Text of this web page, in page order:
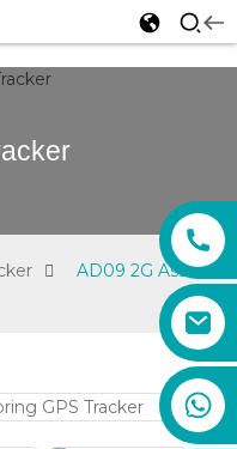
7850 0956
8670 4515
AD09 2G Asset